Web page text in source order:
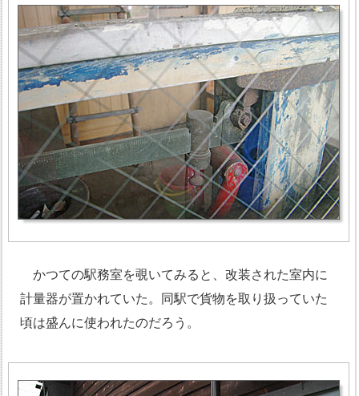
かつての駅務室を覗いてみると、改装された室内に
計量器が置かれていた。同駅で貨物を取り扱っていた
頃は盛んに使われたのだろう。